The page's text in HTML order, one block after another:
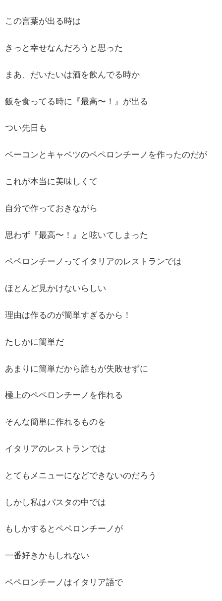
この言葉が出る時は
きっと幸せなんだろうと思った
まあ、だいたいは酒を飲んでる時か
飯を食ってる時に『最高〜！』が出る
つい先日も
ベーコンとキャベツのペペロンチーノを作ったのだが
これが本当に美味しくて
自分で作っておきながら
思わず『最高〜！』と呟いてしまった
ペペロンチーノってイタリアのレストランでは
ほとんど見かけないらしい
理由は作るのが簡単すぎるから！
たしかに簡単だ
あまりに簡単だから誰もが失敗せずに
極上のペペロンチーノを作れる
そんな簡単に作れるものを
イタリアのレストランでは
とてもメニューになどできないのだろう
しかし私はパスタの中では
もしかするとペペロンチーノが
一番好きかもしれない
ペペロンチーノはイタリア語で